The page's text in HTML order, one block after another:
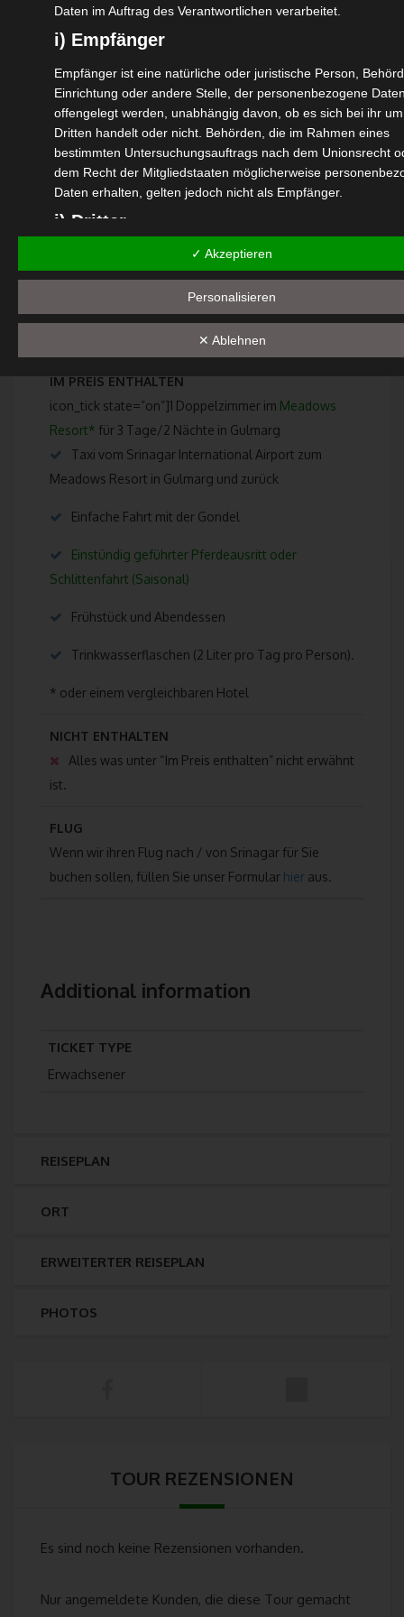
anzukommen (SXR)
Planen Sie Ihre Rückreise vom Flughafen Srinagar
(SXR) nach 16:00 Uhr
KLEIDUNG /
WAS MITBRINGEN?
Informationen zum Klima finden siehier. Infos
zu empfohlener Kleidung finden sie
WENN SIE ZUM SKIFAHREN KOMMEN
Infos zum Ski- und Snowboardfahren in Gulmarg
, und auch in unserenFAQs
IM PREIS ENTHALTEN
icon_tick state=”on”]1 Doppelzimmer im Meadows
Resort* für 3 Tage/2 Nächte in Gulmarg
Taxi vom Srinagar International Airport zum
Meadows Resort in Gulmarg und zurück
Einfache Fahrt mit der Gondel
Einstündig geführter Pferdeausritt oder
Schlittenfahrt (Saisonal)
Frühstück und Abendessen
Trinkwasserflaschen (2 Liter pro Tag pro Person).
* oder einem vergleichbaren Hotel
NICHT ENTHALTEN
Alles was unter “Im Preis enthalten” nicht erwähnt
ist.
FLUG
Wenn wir ihren Flug nach / von Srinagar für Sie
buchen sollen, füllen Sie unser Formular hier aus.
Additional information
TICKET TYPE
Erwachsener
REISEPLAN
ORT
ERWEITERTER REISEPLAN
PHOTOS
TOUR REZENSIONEN
Es sind noch keine Rezensionen vorhanden.
Nur angemeldete Kunden, die diese Tour gemacht
Daten im Auftrag des Verantwortlichen verarbeitet.
i) Empfänger
Empfänger ist eine natürliche oder juristische Person,
Einrichtung oder andere Stelle, der personenbezogene
offengelegt werden, unabhängig davon, ob es sich bei ihr
Dritten handelt oder nicht. Behörden, die im Rahmen eines
bestimmten Untersuchungsauftrags nach dem Unionsrecht
dem Recht der Mitgliedstaaten möglicherweise
Daten erhalten, gelten jedoch nicht als Empfänger.
j) Dritter
Dritter ist eine natürliche oder juristische Person, Behörde,
Einrichtung oder andere Stelle außer der betroffenen
Verantwortlichen, dem Auftragsverarbeiter und den
unter der unmittelbaren Verantwortung des Verantwortlichen
des Auftragsverarbeiters befugt sind, die
k) Einwilligung
Einwilligung ist jede von der betroffenen Person freiwillig für
bestimmten Fall in informierter Weise und
abgegebene Willensbekundung in Form einer Erklärung
sonstigen eindeutigen bestätigenden Handlung, mit der die
der sie betreffenden personenbezogenen Daten
Name und Anschrift des für die Verarbeitung
Verantwortlichen
Verantwortlicher im Sinne der Datenschutz-Grundverordnung,
Datenschutzgesetze und anderer Bestimmungen mit
Thorsten Lämmle
1st Floor, Khan Complex, Near HDFC Bank, Nishat Brein Link Rd,
E-Mail:
Die Internetseiten verwenden Cookies. Cookies sind Textdateien,
enthalten eine sogenannte Cookie-ID. Eine Cookie-ID ist eine
es den besuchten Internetseiten und Servern, den individuellen
nicht möglich wären.
von der Internetseite und dem auf dem Computersystem des
abgelegten Cookie übernommen wird. Ein weiteres Beispiel ist das
Artikel, die ein Kunde in den virtuellen Warenkorb gelegt hat, über
Die betroffene Person kann die Setzung von Cookies durch unsere
✓ Akzeptieren
Personalisieren
✕ Ablehnen